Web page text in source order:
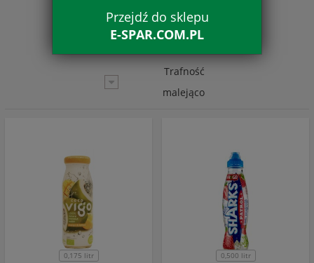
1 2 3
Trafność
malejąco
0,175 litr 0,500 litr
Przejdź do sklepu
E-SPAR.COM.PL